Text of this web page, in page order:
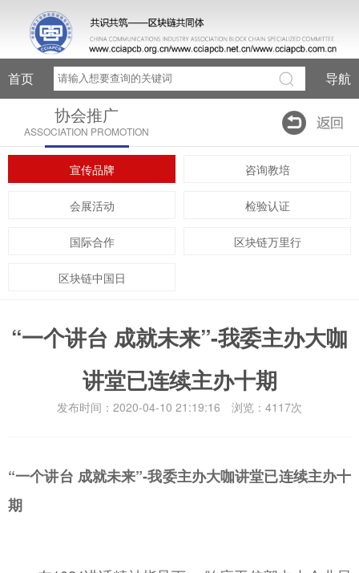
首页 导航
协会推广
ASSOCIATION PROMOTION
宣传品牌 咨询教培
会展活动 检验认证
国际合作 区块链万里行
区块链中国日
“一个讲台 成就未来”-我委主办大咖
讲堂已连续主办十期
发布时间：2020-04-10 21:19:16 浏览：4117次
“一个讲台 成就未来”-我委主办大咖讲堂已连续主办十
期